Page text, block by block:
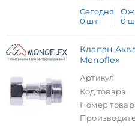
Сегодня
0 шт
0
Клапан
Monoflex
Артикул
Код товара
Номер